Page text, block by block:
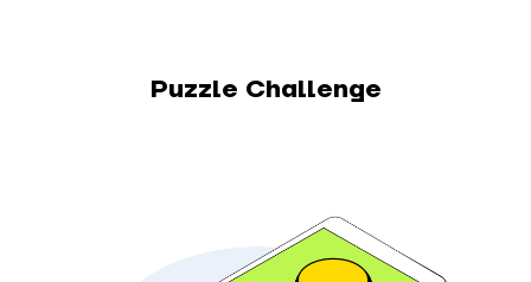
Puzzle Challenge